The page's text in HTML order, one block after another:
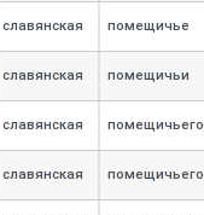
славянская помещичье
славянская помещичьи
славянская помещичьего
славянская помещичьего